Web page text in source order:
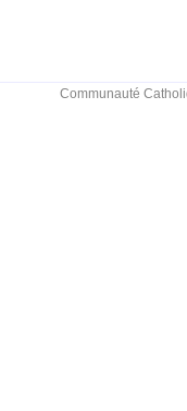
Communauté